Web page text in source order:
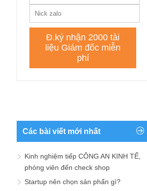
Các bài viết mới nhất
Kinh nghiệm tiếp CÔNG AN KINH TẾ,
phóng viên đến check shop
Startup nên chọn sản phẩn gì?